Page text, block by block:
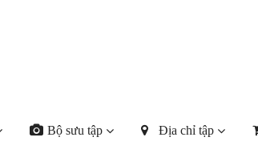
Bộ sưu tập Địa chỉ tập